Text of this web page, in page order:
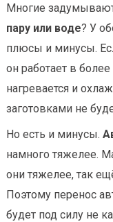
Многие
пару или воде? У
плюсы и минусы.
он работает в
нагревается и
заготовками не
Но есть и минусы.
намного тяжелее.
они тяжелее, так
Поэтому перенос
будет под силу не